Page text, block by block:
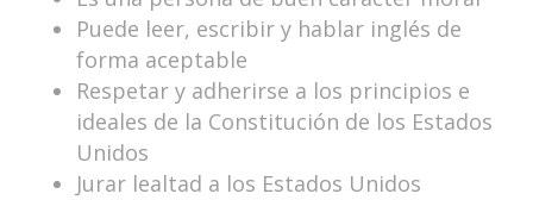
Puede leer, escribir y hablar inglés de
forma aceptable
Respetar y adherirse a los principios e
ideales de la Constitución de los Estados
Unidos
Jurar lealtad a los Estados Unidos